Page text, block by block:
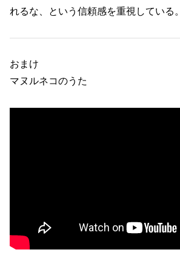
れるな、という信頼感を重視している。
おまけ
マヌルネコのうた